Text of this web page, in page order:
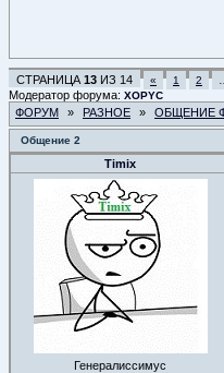
СТРАНИЦА 13 ИЗ 14 « 1 2
Модератор форума: XOPYC
ФОРУМ » РАЗНОЕ » ОБЩЕНИЕ
Общение 2
Timix
Генералиссимус